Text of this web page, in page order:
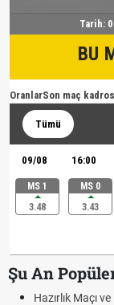
Tarih:
BU
OranlarSon maç
Tümü
09/08 16:00
MS 1
3.48
MS 0
3.43
Şu An
Hazırlık Maçı